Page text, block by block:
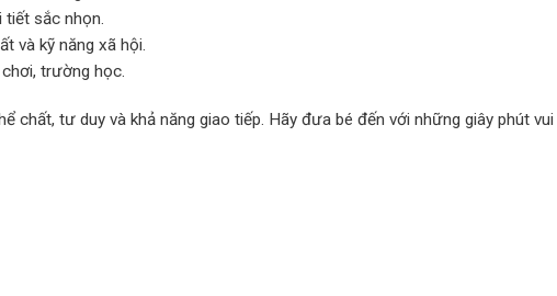
sắc nhọn.
và kỹ năng xã hội.
trường học.
tư duy và khả năng giao tiếp. Hãy đưa bé đến với những giây phút